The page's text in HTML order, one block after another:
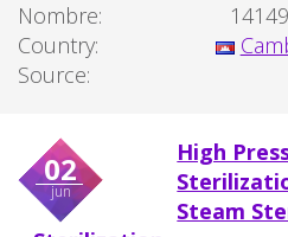
Nombre:
Country:
Source:
02
jun
High
Steam